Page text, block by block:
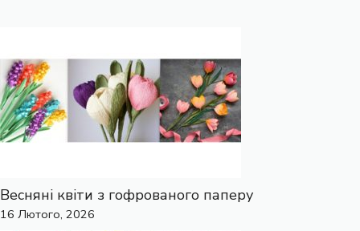
Весняні квіти з гофрованого паперу
16 Лютого, 2026